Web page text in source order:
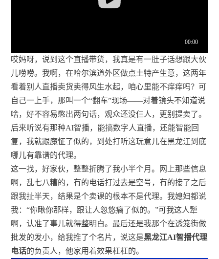
哎妈呀，说到这个直播带货，我真是有一肚子话想跟大伙
儿唠唠。我啊，在哈尔滨道外区做点土特产生意，这两年
看着别人直播卖货卖得风生水起，咱心里能不痒痒吗？可
自己一上手，那叫一个“翻车”现场——对着镜头不知道说
啥，好不容易憋出两句话，观众还没仨人，更别提卖了。
后来听说有那种AI智播，能搞数字人直播，还能智能回
复，我就跟魔怔了似的，到处打听这玩意儿在黑龙江到底
哪儿有靠谱的代理。
这一找，好家伙，整整折腾了我小半个月。网上那些信息
啊，乱七八糟的，有的电话打过去是空号，有的接了之后
跟我扯半天，结果是个卖课的根本不是代理。我媳妇都说
我：“你瞅你那样，跟让人忽悠瘸了似的。”可我这人犟
啊，认准了事儿就得整明白。最后还是我那个在透笼街做
批发的发小，给我推了个名片，说这是黑龙江AI智播代理
电话的负责人，他家用着效果杠杠的。